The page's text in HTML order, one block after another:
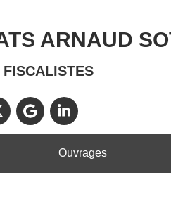
ARNAUD
FISCALISTES
Ouvrages